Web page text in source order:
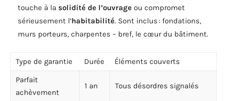
touche à la solidité de l’ouvrage ou compromet
sérieusement l’habitabilité. Sont inclus : fondations,
murs porteurs, charpentes – bref, le cœur du bâtiment.
Type de garantie Durée
Éléments couverts
Parfait
achèvement
1 an Tous désordres signalés